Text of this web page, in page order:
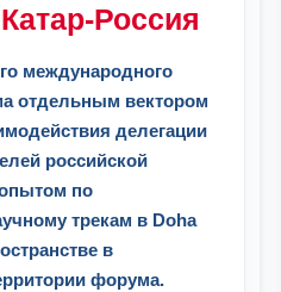
Россия
международного
отдельным вектором
делегации
российской
по
трекам в Doha
в
форума.